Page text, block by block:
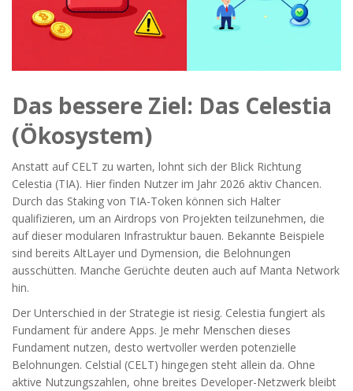
Das bessere Ziel: Das Celestia
(Ökosystem)
Anstatt auf CELT zu warten, lohnt sich der Blick Richtung
Celestia (TIA). Hier finden Nutzer im Jahr 2026 aktiv Chancen.
Durch das Staking von TIA-Token können sich Halter
qualifizieren, um an Airdrops von Projekten teilzunehmen, die
auf dieser modularen Infrastruktur bauen. Bekannte Beispiele
sind bereits AltLayer und Dymension, die Belohnungen
ausschütten. Manche Gerüchte deuten auch auf Manta Network
hin.
Der Unterschied in der Strategie ist riesig. Celestia fungiert als
Fundament für andere Apps. Je mehr Menschen dieses
Fundament nutzen, desto wertvoller werden potenzielle
Belohnungen. Celstial (CELT) hingegen steht allein da. Ohne
aktive Nutzungszahlen, ohne breites Developer-Netzwerk bleibt